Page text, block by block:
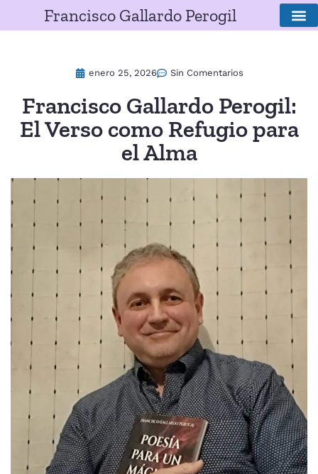
Francisco Gallardo Perogil
enero 25, 2026 Sin Comentarios
Francisco Gallardo Perogil:
El Verso como Refugio para
el Alma